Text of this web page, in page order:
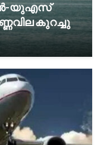
യുഎസ്
കുറച്ചു